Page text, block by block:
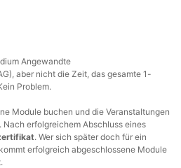
Angewandte
aber nicht die Zeit, das gesamte 1-
Problem.
Module buchen und die Veranstaltungen
Nach erfolgreichem Abschluss eines
. Wer sich später doch für ein
erfolgreich abgeschlossene Module